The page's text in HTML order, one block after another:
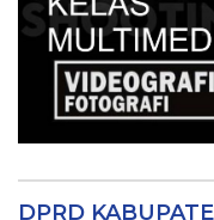
DPRD